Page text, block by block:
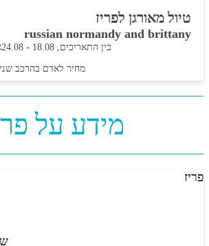
טיול מאורגן לפריז
בין התאריכים, -
24.08
russian normandy and brittany
מחיר לאדם בהרכב
מידע על
פריז